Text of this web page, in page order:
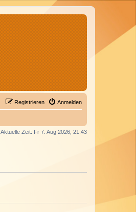
Anmelden
Registrieren
Aktuelle Zeit: Fr 7. Aug 2026, 21:43